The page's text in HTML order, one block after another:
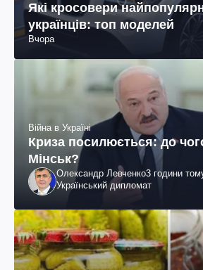
Які кросовери
українців: топ моделей
Вчора
Війна в Україні
Криза посилюється: до
Мінськ?
Олександр Левченко3 години
Український дипломат